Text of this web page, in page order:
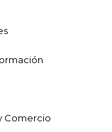
Comercio